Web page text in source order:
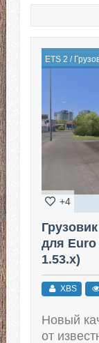
ETS 2 /
+4
для Euro
1.53.x)
XBS
Новый
от